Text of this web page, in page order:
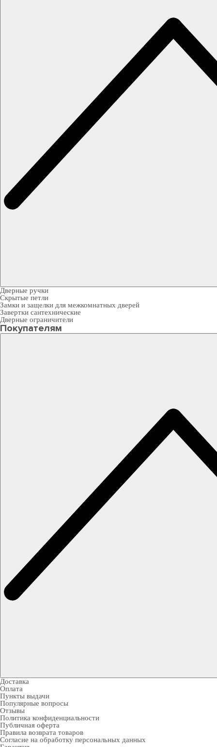
Дверные ручки
Скрытые петли
Замки и защелки для межкомнатных дверей
Завертки сантехнические
Дверные ограничители
Покупателям
Доставка
Оплата
Пункты выдачи
Популярные вопросы
Отзывы
Политика конфиденциальности
Публичная оферта
Правила возврата товаров
Согласие на обработку персональных данных